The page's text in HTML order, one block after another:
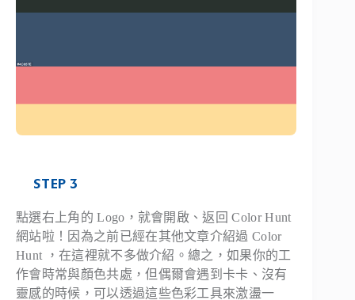
STEP 3
點選右上角的 Logo，就會開啟、返回 Color Hunt
網站啦！因為之前已經在其他文章介紹過 Color
Hunt ，在這裡就不多做介紹。總之，如果你的工
作會時常與顏色共處，但偶爾會遇到卡卡、沒有
靈感的時候，可以透過這些色彩工具來激盪一